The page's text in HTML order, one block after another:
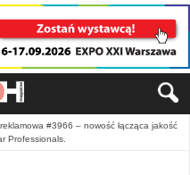
#3966 – nowość łącząca jakość
Professionals.